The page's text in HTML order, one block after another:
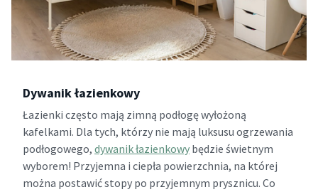
Dywanik łazienkowy
Łazienki często mają zimną podłogę wyłożoną
kafelkami. Dla tych, którzy nie mają luksusu ogrzewania
podłogowego, dywanik łazienkowy będzie świetnym
wyborem! Przyjemna i ciepła powierzchnia, na której
można postawić stopy po przyjemnym prysznicu. Co